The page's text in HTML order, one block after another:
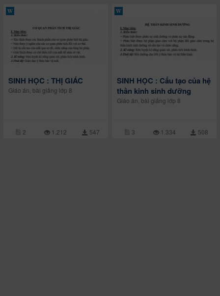
SINH HỌC : THỊ GIÁC
Giáo án, bài giảng lớp 8
2 1.212 547
SINH HỌC : Cấu tạo của hệ
thần kinh sinh dưỡng
Giáo án, bài giảng lớp 8
3 1.334 508